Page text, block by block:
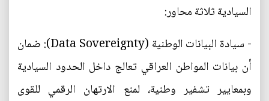
السيادية ثلاثة محاور:
- سيادة البيانات الوطنية (Data Sovereignty): ضمان
أن بيانات المواطن العراقي تعالج داخل الحدود السيادية
وبمعايير تشفير وطنية، لمنع الارتهان الرقمي للقوى